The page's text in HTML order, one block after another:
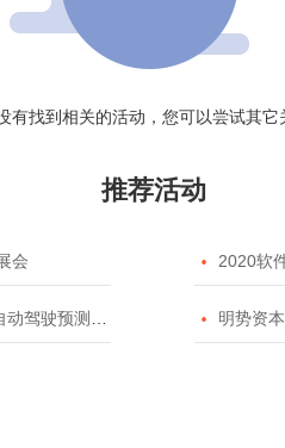
有找到相关的活动，您可以尝试其它
推荐活动
会  2020软
测模型挑战赛  明势资本